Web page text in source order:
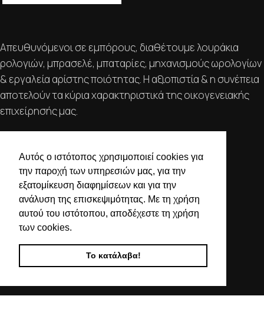
Αυτός ο ιστότοπος χρησιμοποιεί cookies για
την παροχή των υπηρεσιών μας, για την
εξατομίκευση διαφημίσεων και για την
ανάλυση της επισκεψιμότητας. Με τη χρήση
αυτού του ιστότοπου, αποδέχεστε τη χρήση
των cookies.
Το κατάλαβα!
Απευθυνόμενοι σε εμπόρους, διαθέτουμε λουράκια
ρολογιών, μπρασελέ, μπαταρίες, μηχανισμούς ωρολογίων
& εργαλεία αρίστης ποιότητας. Η αξιοπιστία & η συνέπεια
αποτελούν τα κύρια χαρακτηριστικά της οικογενειακής
επιχείρησής μας.
ΕΠΙΚΟΙΝΩΝΙΑ
ΟΡΟΙ ΧΡΗΣΗΣ
ΤΡΟΠΟΙ ΠΛΗΡΩΜΗΣ ΑΠΟΣΤΟΛΗΣ
ΠΟΛΙΤΙΚΗ ΑΠΟΡΡΗΤΟΥ
Ο ΛΟΓΑΡΙΑΣΜΟΣ ΜΟΥ
ΣΤΟΙΧΕΙΑ ΕΠΙΚΟΙΝΩΝΙΑΣ